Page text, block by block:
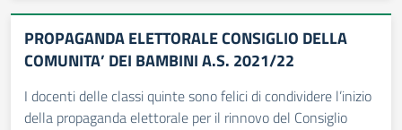
PROPAGANDA ELETTORALE CONSIGLIO DELLA
COMUNITA’ DEI BAMBINI A.S. 2021/22
I docenti delle classi quinte sono felici di condividere l’inizio
della propaganda elettorale per il rinnovo del Consiglio